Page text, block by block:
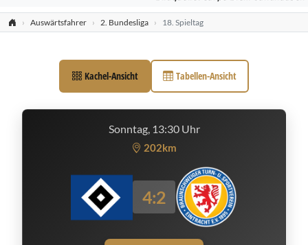
Auswärtsfahrer 2. Bundesliga 18. Spieltag
Kachel-Ansicht Tabellen-Ansicht
Sonntag, 13:30 Uhr
202km
4:2